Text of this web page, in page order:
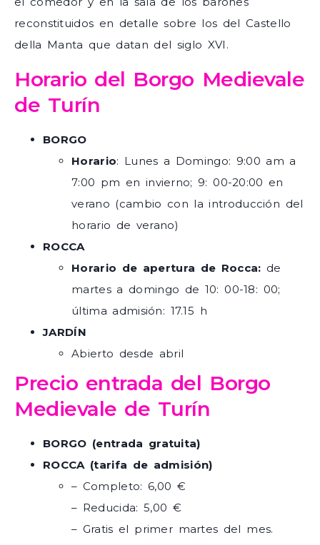
reconstituidos en detalle sobre los del Castello
della Manta que datan del siglo XVI.
Horario del Borgo Medievale
de Turín
BORGO
Horario: Lunes a Domingo: 9:00 am a
7:00 pm en invierno; 9: 00-20:00 en
verano (cambio con la introducción del
horario de verano)
ROCCA
Horario de apertura de Rocca: de
martes a domingo de 10: 00-18: 00;
última admisión: 17.15 h
JARDÍN
Abierto desde abril
Precio entrada del Borgo
Medievale de Turín
BORGO (entrada gratuita)
ROCCA (tarifa de admisión)
– Completo: 6,00 €
– Reducida: 5,00 €
– Gratis el primer martes del mes.